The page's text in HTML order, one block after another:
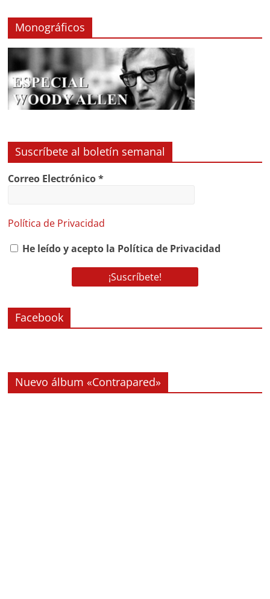
Monográficos
Suscríbete al boletín semanal
Correo Electrónico*
Política de Privacidad
He leído y acepto la Política de Privacidad
Facebook
Nuevo álbum «Contrapared»